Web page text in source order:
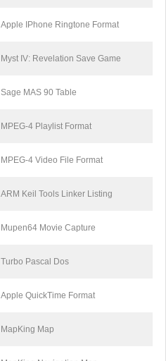
Apple IPhone Ringtone Format
Myst IV: Revelation Save Game
Sage MAS 90 Table
MPEG-4 Playlist Format
MPEG-4 Video File Format
ARM Keil Tools Linker Listing
Mupen64 Movie Capture
Turbo Pascal Dos
Apple QuickTime Format
MapKing Map